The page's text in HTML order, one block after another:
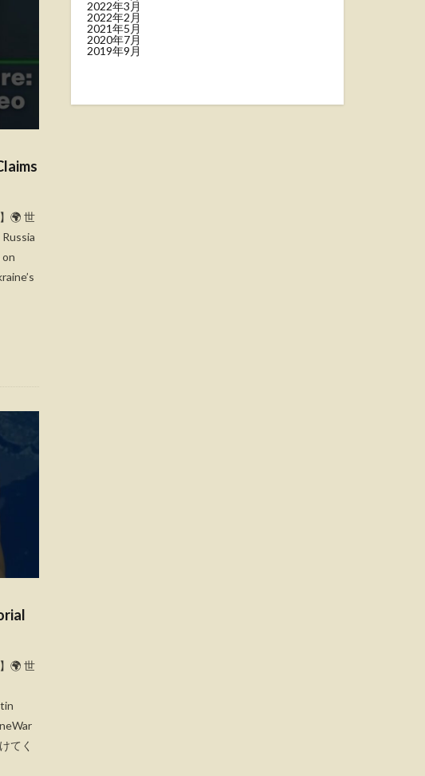
🌍 世
🌍 世
てく
2022年3月
2022年2月
2021年5月
2020年7月
2019年9月